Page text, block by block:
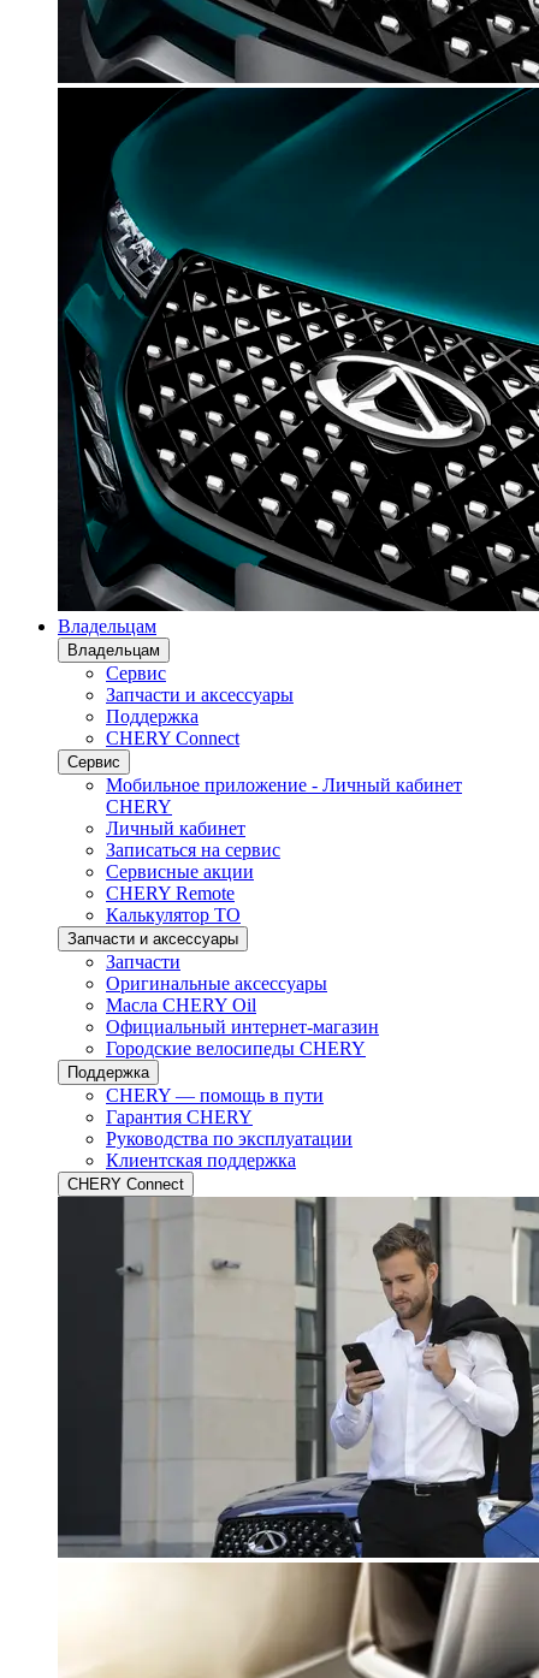
Владельцам
Владельцам
Сервис
Запчасти и аксессуары
Поддержка
CHERY Connect
Сервис
Мобильное приложение - Личный кабинет
CHERY
Личный кабинет
Записаться на сервис
Сервисные акции
CHERY Remote
Калькулятор ТО
Запчасти и аксессуары
Запчасти
Оригинальные аксессуары
Масла CHERY Oil
Официальный интернет-магазин
Городские велосипеды CHERY
Поддержка
CHERY — помощь в пути
Гарантия CHERY
Руководства по эксплуатации
Клиентская поддержка
CHERY Connect